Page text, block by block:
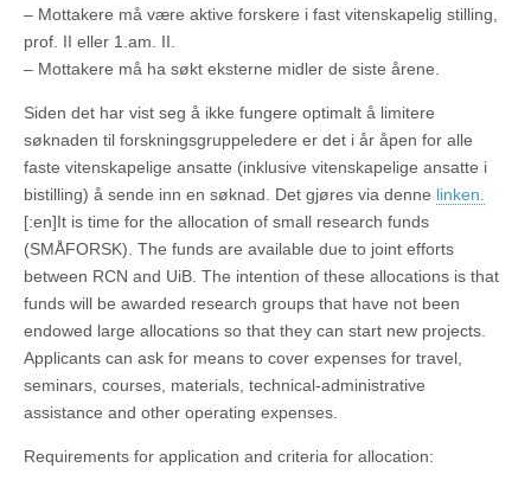
– Mottakere må være aktive forskere i fast vitenskapelig stilling,
prof. II eller 1.am. II.
– Mottakere må ha søkt eksterne midler de siste årene.
Siden det har vist seg å ikke fungere optimalt å limitere
søknaden til forskningsgruppeledere er det i år åpen for alle
faste vitenskapelige ansatte (inklusive vitenskapelige ansatte i
bistilling) å sende inn en søknad. Det gjøres via denne linken.
[:en]It is time for the allocation of small research funds
(SMÅFORSK). The funds are available due to joint efforts
between RCN and UiB. The intention of these allocations is that
funds will be awarded research groups that have not been
endowed large allocations so that they can start new projects.
Applicants can ask for means to cover expenses for travel,
seminars, courses, materials, technical-administrative
assistance and other operating expenses.
Requirements for application and criteria for allocation: